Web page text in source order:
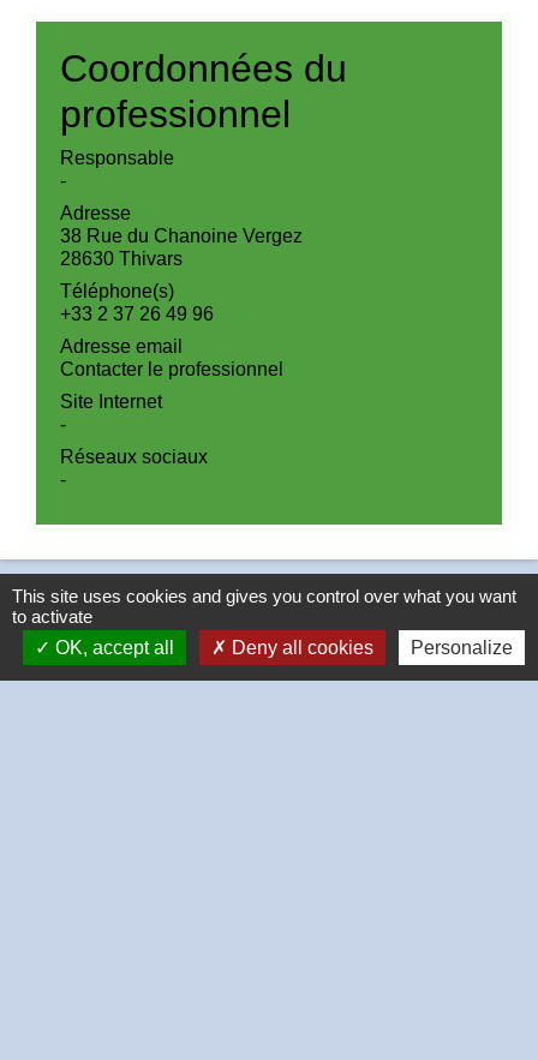
Coordonnées du
professionnel
Responsable
-
Adresse
38 Rue du Chanoine Vergez
28630 Thivars
Téléphone(s)
+33 2 37 26 49 96
Adresse email
Contacter le professionnel
Site Internet
-
Réseaux sociaux
-
This site uses cookies and gives you control over what you want
to activate
OK, accept all
Deny all cookies Personalize